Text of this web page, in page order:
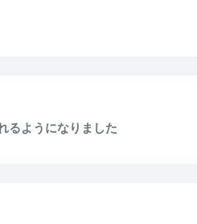
るようになりました